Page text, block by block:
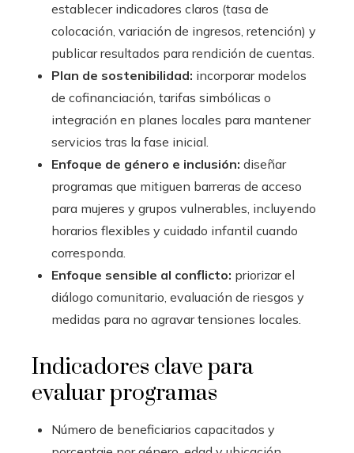
establecer indicadores claros (tasa de
colocación, variación de ingresos, retención) y
publicar resultados para rendición de cuentas.
Plan de sostenibilidad: incorporar modelos
de cofinanciación, tarifas simbólicas o
integración en planes locales para mantener
servicios tras la fase inicial.
Enfoque de género e inclusión: diseñar
programas que mitiguen barreras de acceso
para mujeres y grupos vulnerables, incluyendo
horarios flexibles y cuidado infantil cuando
corresponda.
Enfoque sensible al conflicto: priorizar el
diálogo comunitario, evaluación de riesgos y
medidas para no agravar tensiones locales.
Indicadores clave para
evaluar programas
Número de beneficiarios capacitados y